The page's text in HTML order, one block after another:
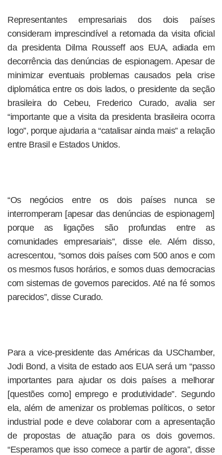
Representantes empresariais dos dois países
consideram imprescindível a retomada da visita oficial
da presidenta Dilma Rousseff aos EUA, adiada em
decorrência das denúncias de espionagem. Apesar de
minimizar eventuais problemas causados pela crise
diplomática entre os dois lados, o presidente da seção
brasileira do Cebeu, Frederico Curado, avalia ser
“importante que a visita da presidenta brasileira ocorra
logo”, porque ajudaria a “catalisar ainda mais” a relação
entre Brasil e Estados Unidos.
“Os negócios entre os dois países nunca se
interromperam [apesar das denúncias de espionagem]
porque as ligações são profundas entre as
comunidades empresariais”, disse ele. Além disso,
acrescentou, “somos dois países com 500 anos e com
os mesmos fusos horários, e somos duas democracias
com sistemas de governos parecidos. Até na fé somos
parecidos”, disse Curado.
Para a vice-presidente das Américas da USChamber,
Jodi Bond, a visita de estado aos EUA será um “passo
importantes para ajudar os dois países a melhorar
[questões como] emprego e produtividade”. Segundo
ela, além de amenizar os problemas políticos, o setor
industrial pode e deve colaborar com a apresentação
de propostas de atuação para os dois governos.
“Esperamos que isso comece a partir de agora”, disse